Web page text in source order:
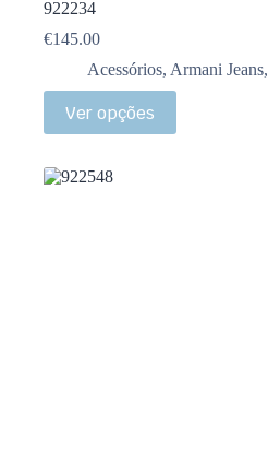
922234
€145.00
Acessórios, Armani Jeans,
Ver opções